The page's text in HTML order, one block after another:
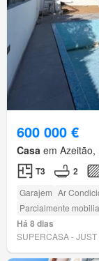
600 000 €
Casa em Azeitão,
T3 2
Garajem Ar
Parcialmente
Há 8 dias
SUPERCASA - JUST